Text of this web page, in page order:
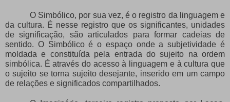
O Simbólico, por sua vez, é o registro da linguagem e
da cultura. É nesse registro que os significantes, unidades
de significação, são articulados para formar cadeias de
sentido. O Simbólico é o espaço onde a subjetividade é
moldada e constituída pela entrada do sujeito na ordem
simbólica. É através do acesso à linguagem e à cultura que
o sujeito se torna sujeito desejante, inserido em um campo
de relações e significados compartilhados.